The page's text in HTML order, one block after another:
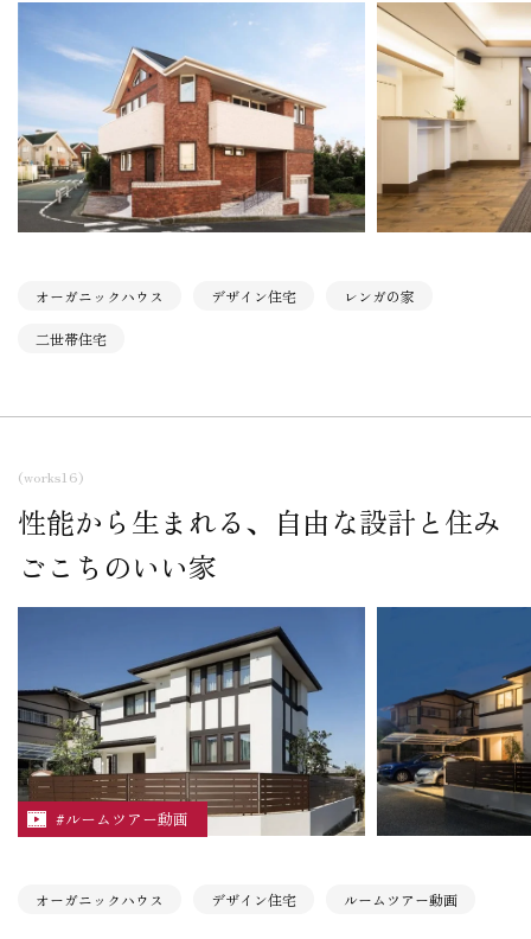
オーガニックハウス デザイン住宅 レンガの家
二世帯住宅
(works16)
性能から生まれる、自由な設計と住み
ごこちのいい家
#ルームツアー動画
オーガニックハウス デザイン住宅 ルームツアー動画